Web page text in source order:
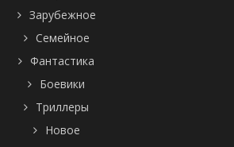
Зарубежное
Семейное
Фантастика
Боевики
Триллеры
Новое